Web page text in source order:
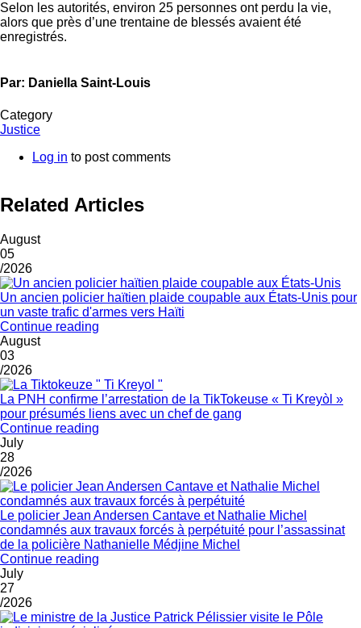
Selon les autorités, environ 25 personnes ont perdu la vie,
alors que près d’une trentaine de blessés avaient été
enregistrés.
Par: Daniella Saint-Louis
Category
Justice
Log in to post comments
Related Articles
August
05
/2026
Un ancien policier haïtien plaide coupable aux États-Unis pour
un vaste trafic d'armes vers Haïti
Continue reading
August
03
/2026
La PNH confirme l’arrestation de la TikTokeuse « Ti Kreyòl »
pour présumés liens avec un chef de gang
Continue reading
July
28
/2026
Le policier Jean Andersen Cantave et Nathalie Michel
condamnés aux travaux forcés à perpétuité pour l’assassinat
de la policière Nathanielle Médjine Michel
Continue reading
July
27
/2026